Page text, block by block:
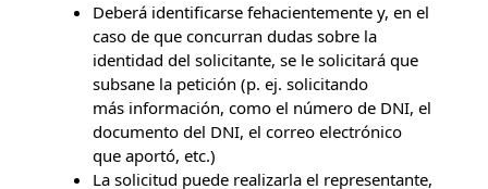
Deberá identificarse fehacientemente y, en el
caso de que concurran dudas sobre la
identidad del solicitante, se le solicitará que
subsane la petición (p. ej. solicitando
más información, como el número de DNI, el
documento del DNI, el correo electrónico
que aportó, etc.)
La solicitud puede realizarla el representante,